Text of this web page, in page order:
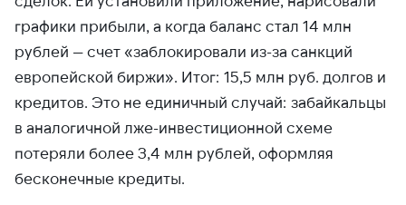
графики прибыли, а когда баланс стал 14 млн
рублей — счет «заблокировали из-за санкций
европейской биржи». Итог: 15,5 млн руб. долгов и
кредитов. Это не единичный случай: забайкальцы
в аналогичной лже-инвестиционной схеме
потеряли более 3,4 млн рублей, оформляя
бесконечные кредиты.